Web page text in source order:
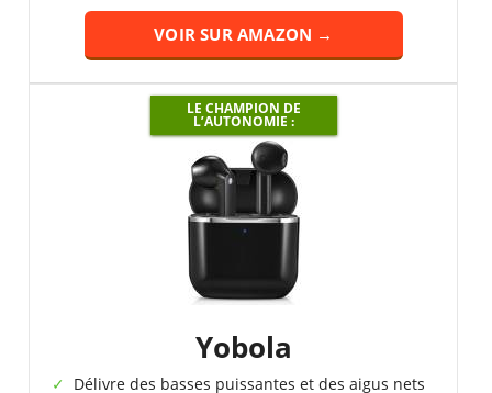
VOIR SUR AMAZON →
LE CHAMPION DE
L’AUTONOMIE :
Yobola
Délivre des basses puissantes et des aigus nets